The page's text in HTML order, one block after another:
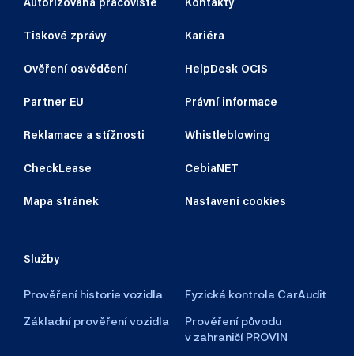
Tiskové zprávy Kariéra
Ověření osvědčení HelpDesk OCIS
Partner EU Právní informace
Reklamace a stížnosti Whistleblowing
CheckLease CebiaNET
Mapa stránek Nastavení cookies
Služby
Prověření historie vozidla
Fyzická kontrola CarAudit
Základní prověření vozidla
Prověření původu
v zahraničí PROVIN